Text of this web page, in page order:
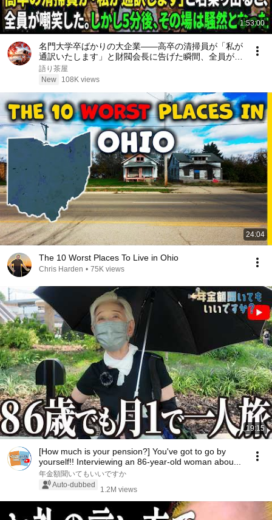
1:53:00
名門大学卒ばかりの大企業――高卒の清掃員が「私が
通訳いたします」と財閥会長に告げた瞬間、全員が嘲
笑した。しかし5分後、その場は静まり返った。#動
エピソード#老後の物語 #家族の物語
語り茶屋
New
108K views
24:04
The 10 Worst Places To Live in Ohio
Chris Harden • 75K views
19:15
[How much is your pension?] You've got to go by
yourself!! Interviewing an 86-year-old woman abou...
年金額聞いてもいいですか
Auto-dubbed
1.2M views